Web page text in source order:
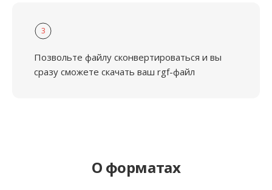
3
Позвольте файлу сконвертироваться и вы
сразу сможете скачать ваш rgf-файл
О форматах